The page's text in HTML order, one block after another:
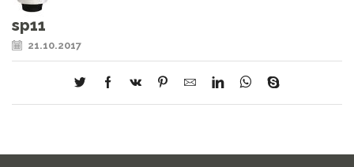
sp11
21.10.2017